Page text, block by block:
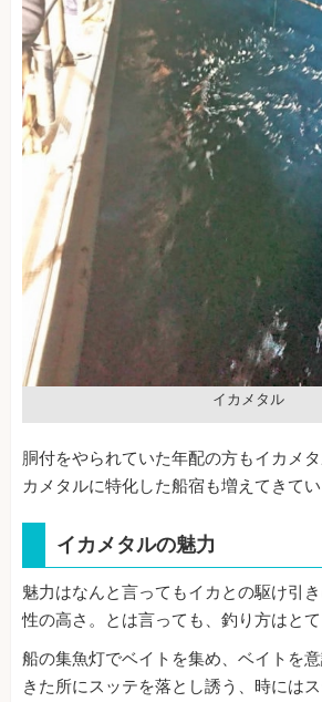
イカメタル
胴付をやられていた年配の方もイカメ
カメタルに特化した船宿も増えてきてい
イカメタルの魅力
魅力はなんと言ってもイカとの駆け引
性の高さ。とは言っても、釣り方はとて
船の集魚灯でベイトを集め、ベイトを
きた所にスッテを落とし誘う、時には